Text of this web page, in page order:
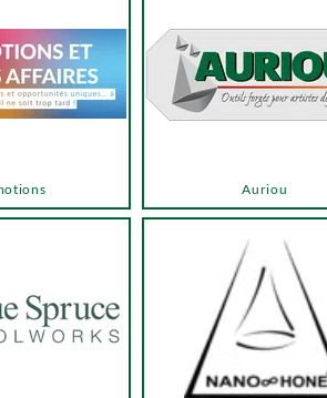
menus ou les boutons ci-dessous.
de stock ? Nous travaillons
page, découvrez l’intégralité de
Auriou